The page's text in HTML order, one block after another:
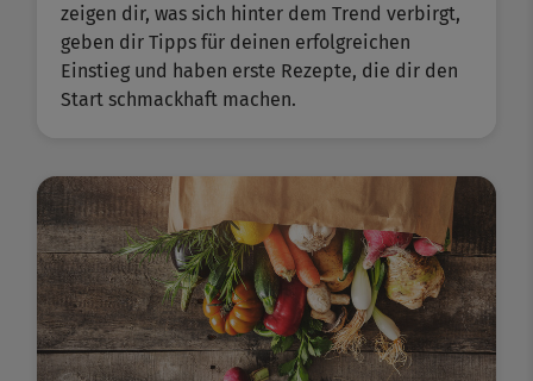
zeigen dir, was sich hinter dem Trend verbirgt,
geben dir Tipps für deinen erfolgreichen
Einstieg und haben erste Rezepte, die dir den
Start schmackhaft machen.